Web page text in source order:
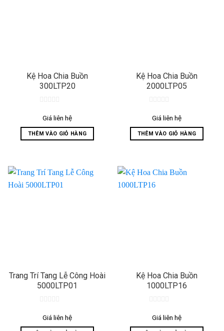
Kệ Hoa Chia Buồn
300LTP20
out
5
Giá liên hệ
THÊM VÀO GIỎ HÀNG
Kệ Hoa Chia Buồn
2000LTP05
out
5
Giá liên hệ
THÊM VÀO GIỎ HÀNG
Trang Trí Tang Lễ Công Hoài
5000LTP01
out
Giá liên hệ
Kệ Hoa Chia Buồn
1000LTP16
out
Giá liên hệ